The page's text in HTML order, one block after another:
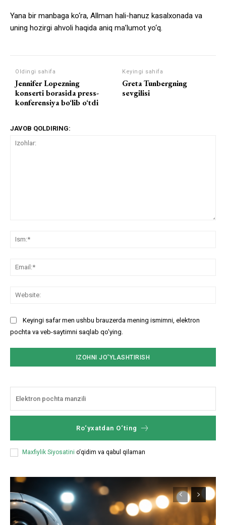
Yana bir manbaga ko‘ra, Allman hali-hanuz kasalxonada va
uning hozirgi ahvoli haqida aniq ma’lumot yo‘q.
Oldingi sahifa
Jennifer Lopezning
konserti borasida press-
konferensiya bo‘lib o‘tdi
Keyingi sahifa
Greta Tunbergning
sevgilisi
JAVOB QOLDIRING:
Keyingi safar men ushbu brauzerda mening ismimni, elektron
pochta va veb-saytimni saqlab qo'ying.
Ro‘yxatdan O‘ting
Maxfiylik Siyosatini o‘qidim va qabul qilaman